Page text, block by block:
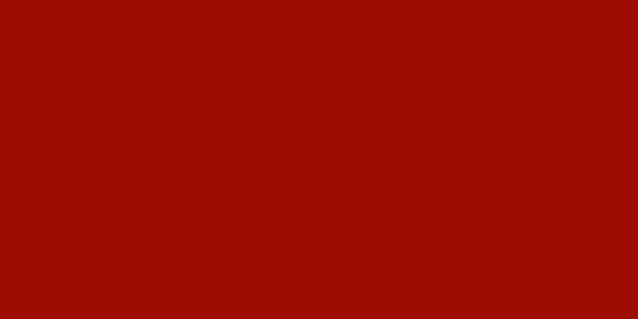
portal in Tripura.